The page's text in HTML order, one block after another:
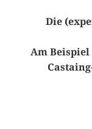
Die
Am Beispiel